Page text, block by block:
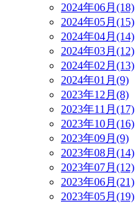
2024年06月(18)
2024年05月(15)
2024年04月(14)
2024年03月(12)
2024年02月(13)
2024年01月(9)
2023年12月(8)
2023年11月(17)
2023年10月(16)
2023年09月(9)
2023年08月(14)
2023年07月(12)
2023年06月(21)
2023年05月(19)